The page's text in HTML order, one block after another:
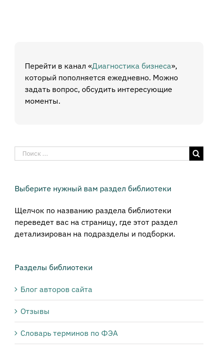
Перейти в канал «Диагностика бизнеса»,
который пополняется ежедневно. Можно
задать вопрос, обсудить интересующие
моменты.
Результат
поиска:
Выберите нужный вам раздел библиотеки
Щелчок по названию раздела библиотеки
переведет вас на страницу, где этот раздел
детализирован на подразделы и подборки.
Разделы библиотеки
Блог авторов сайта
Отзывы
Словарь терминов по ФЭА